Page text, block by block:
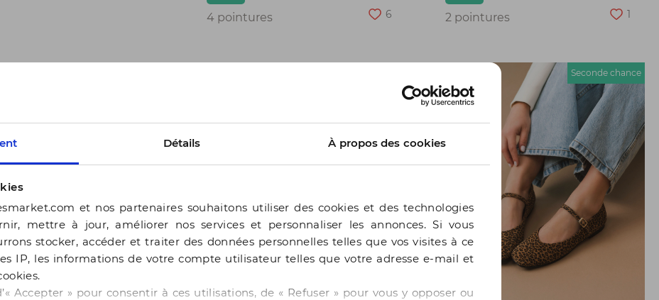
Détails À propos des cookies
et nos partenaires souhaitons utiliser des cookies et des technologies
mettre à jour, améliorer nos services et personnaliser les annonces. Si vous
stocker, accéder et traiter des données personnelles telles que vos visites à ce
IP, les informations de votre compte utilisateur telles que votre adresse e-mail et
Accepter » pour consentir à ces utilisations, de « Refuser » pour vous y opposer ou
4 pointures 6 2 pointures 1
ERAM
Seconde chance